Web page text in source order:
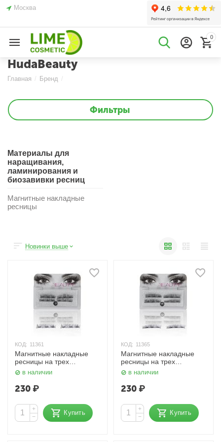
Москва
0
HudaBeauty
Главная / Бренд /
Фильтры
Материалы для
наращивания,
ламинирования и
биозавивки ресниц
Магнитные накладные
ресницы
Новинки выше
КОД: 11361
Магнитные накладные
ресницы на трех
магнитах 11# HudaBeauty
в наличии
230₽
+
−
Купить
КОД: 11365
Магнитные накладные
ресницы на трех
магнитах 15# HudaBeauty
в наличии
230₽
+
−
Купить